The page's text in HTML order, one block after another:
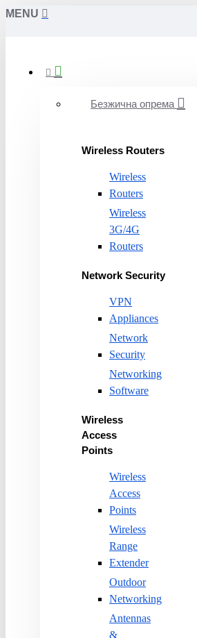
MENU
Безжична опрема
Wireless Routers
Wireless
Routers
Wireless
3G/4G
Routers
Network Security
VPN
Appliances
Network
Security
Networking
Software
Wireless
Access
Points
Wireless
Access
Points
Wireless
Range
Extender
Outdoor
Networking
Antennas
&